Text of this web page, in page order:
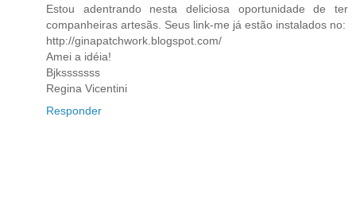
Estou adentrando nesta deliciosa oportunidade de ter
companheiras artesãs. Seus link-me já estão instalados no:
http://ginapatchwork.blogspot.com/
Amei a idéia!
Bjksssssss
Regina Vicentini
Responder